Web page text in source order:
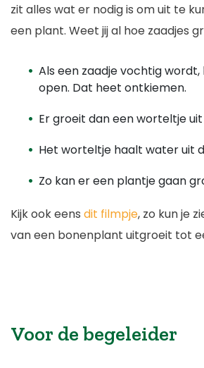
zit alles wat er nodig is om uit te
een plant. Weet jij al hoe zaadjes
Als een zaadje vochtig
open. Dat heet ontkiemen.
Er groeit dan een worteltje
Het worteltje haalt water uit
Zo kan er een plantje gaan
Kijk ook eens dit filmpje, zo kun je
van een bonenplant uitgroeit tot
Voor de begeleider